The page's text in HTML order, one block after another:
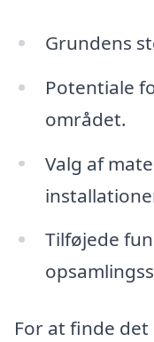
Grundens
Potentiale
området.
Valg af
Tilføjede
For at finde